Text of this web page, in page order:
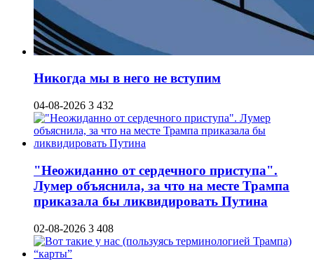
Никогда мы в него не вступим
04-08-2026 3 432
"Неожиданно от сердечного приступа".
Лумер объяснила, за что на месте Трампа
приказала бы ликвидировать Путина
02-08-2026 3 408